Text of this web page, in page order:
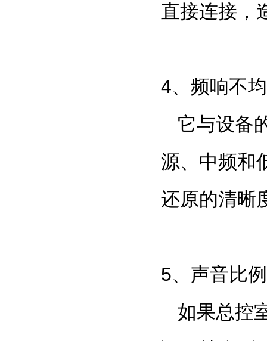
直接连接，
4、频响不
它与设备
源、中频和
还原的清晰
5、声音比
如果总控